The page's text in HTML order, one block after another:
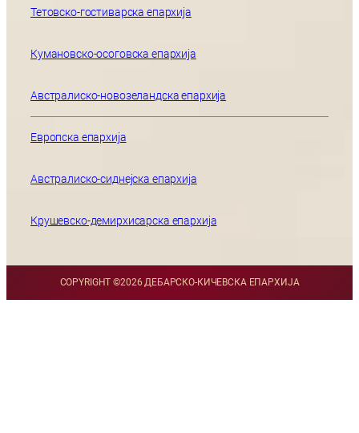
Тетовско-гостиварска епархија
Кумановско-осоговска епархија
Австралиско-новозеландска епархија
Европска епархија
Австралиско-сиднејска епархија
Крушевско-демирхисарска епархија
COPYRIGHT ©2026 ДЕБАРСКО-КИЧЕВСКА ЕПАРХИЈА